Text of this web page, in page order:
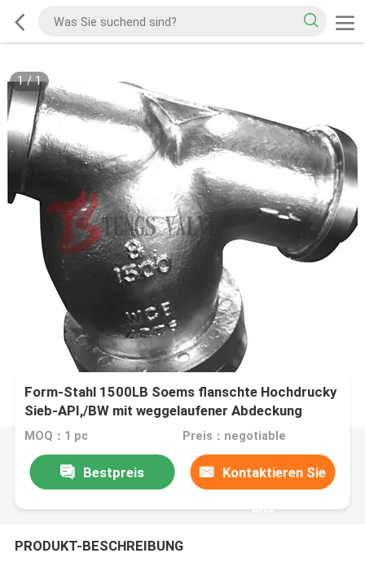
1/1
Form-Stahl 1500LB Soems flanschte Hochdrucky
Sieb-API,/BW mit weggelaufener Abdeckung
MOQ：1 pc Preis：negotiable
Bestpreis Kontaktieren Sie
uns
PRODUKT-BESCHREIBUNG